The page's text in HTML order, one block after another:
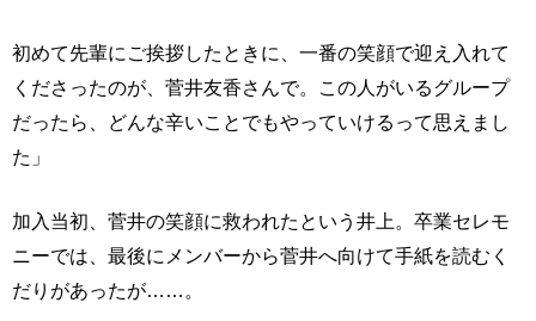
初めて先輩にご挨拶したときに、一番の笑顔で迎え入れて
くださったのが、菅井友香さんで。この人がいるグループ
だったら、どんな辛いことでもやっていけるって思えまし
た」
加入当初、菅井の笑顔に救われたという井上。卒業セレモ
ニーでは、最後にメンバーから菅井へ向けて手紙を読むく
だりがあったが……。